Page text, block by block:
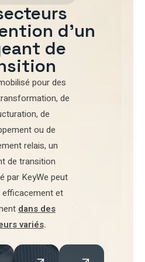
d'un
de
pourdes
, de
, de
ou de
relais, un
de transition
par KeyWe peut
efficacement et
dans des
variés.